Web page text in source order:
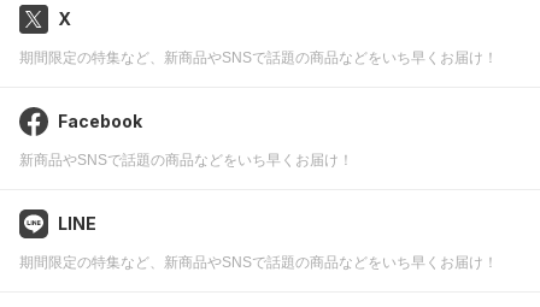
X
期間限定の特集など、新商品やSNSで話題の商品などをいち早くお届け！
Facebook
新商品やSNSで話題の商品などをいち早くお届け！
LINE
期間限定の特集など、新商品やSNSで話題の商品などをいち早くお届け！